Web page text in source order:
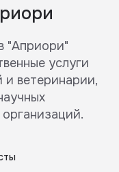
"Априори"
услуги
и ветеринарии,